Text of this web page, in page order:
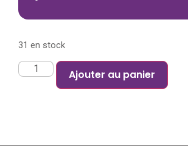
31 en stock
Ajouter au panier